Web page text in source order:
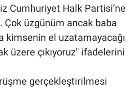
Cumhuriyet Halk Partisi’ne
Çok üzgünüm ancak baba
kimsenin el uzatamayacağı
üzere çıkıyoruz" ifadelerini
gerçekleştirilmesi